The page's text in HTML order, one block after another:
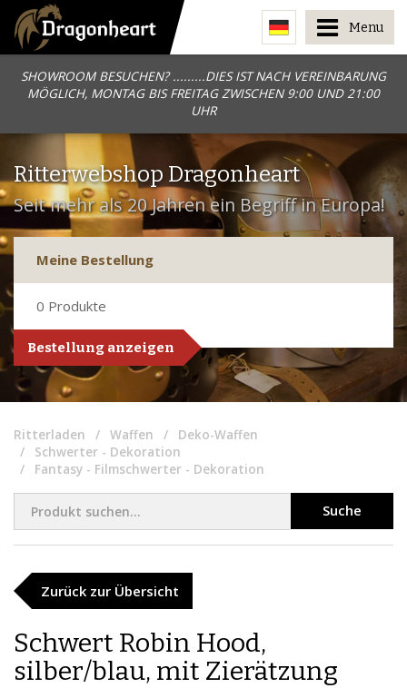
SHOWROOM BESUCHEN? .........DIES IST NACH VEREINBARUNG
MÖGLICH, MONTAG BIS FREITAG ZWISCHEN 9:00 UND 21:00
UHR
Menu
Ritterwebshop Dragonheart
Seit mehr als 20 Jahren ein Begriff in Europa!
Meine Bestellung
0 Produkte
Bestellung anzeigen
Ritterladen Waffen
Deko-Waffen
Schwerter - Dekoration
Fantasy - Filmschwerter - Dekoration
Suche
Zurück zur Übersicht
​Schwert Robin Hood,
silber/blau, mit Zierätzung